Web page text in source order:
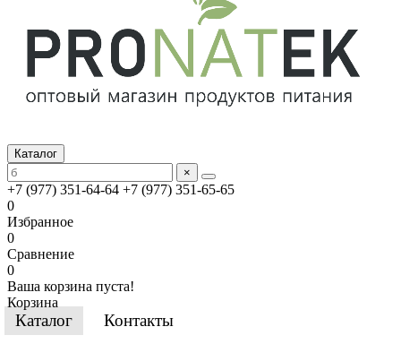
Каталог
×
+7 (977) 351-64-64 +7 (977) 351-65-65
0
Избранное
0
Сравнение
0
Ваша корзина пуста!
Корзина
Каталог Контакты